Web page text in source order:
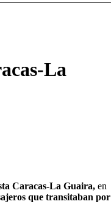
La
Caracas-La Guaira, en
que transitaban por